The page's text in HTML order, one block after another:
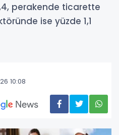
perakende ticarette
ise yüzde 1,1
10:08